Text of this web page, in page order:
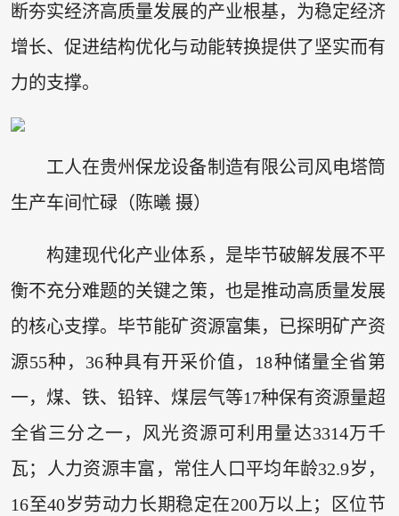
断夯实经济高质量发展的产业根基，为稳定经济
增长、促进结构优化与动能转换提供了坚实而有
力的支撑。
工人在贵州保龙设备制造有限公司风电塔筒
生产车间忙碌（陈曦 摄）
构建现代化产业体系，是毕节破解发展不平
衡不充分难题的关键之策，也是推动高质量发展
的核心支撑。毕节能矿资源富集，已探明矿产资
源55种，36种具有开采价值，18种储量全省第
一，煤、铁、铅锌、煤层气等17种保有资源量超
全省三分之一，风光资源可利用量达3314万千
瓦；人力资源丰富，常住人口平均年龄32.9岁，
16至40岁劳动力长期稳定在200万以上；区位节